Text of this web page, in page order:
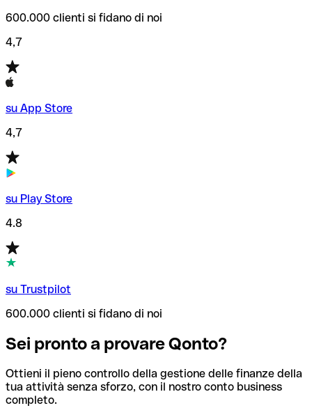
600.000 clienti si fidano di noi
4,7
su App Store
4,7
su Play Store
4.8
su Trustpilot
600.000 clienti si fidano di noi
Sei pronto a provare Qonto?
Ottieni il pieno controllo della gestione delle finanze della
tua attività senza sforzo, con il nostro conto business
completo.